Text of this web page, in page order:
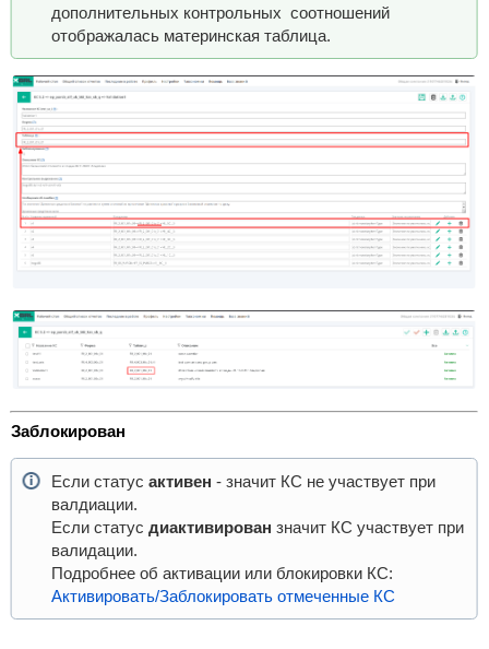
дополнительных контрольных соотношений
отображалась материнская таблица.
Заблокирован
Если статус активен - значит КС не участвует при
валдиации.
Если статус диактивирован значит КС участвует при
валидации.
Подробнее об активации или блокировки КС:
Активировать/Заблокировать отмеченные КС